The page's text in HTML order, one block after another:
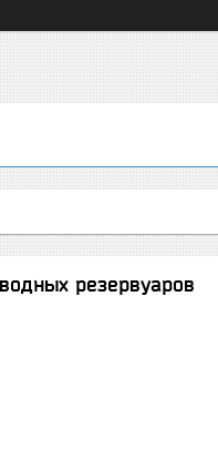
резервуаров